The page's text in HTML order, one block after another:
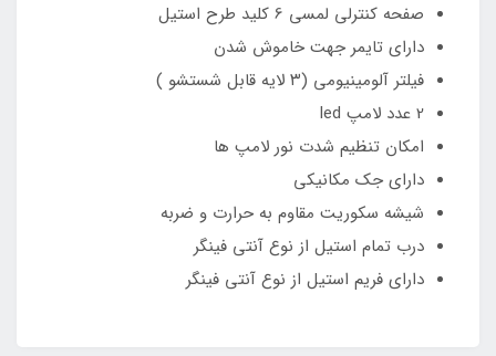
صفحه کنترلی لمسی 6 کلید طرح استیل
دارای تایمر جهت خاموش شدن
فیلتر آلومینیومی (۳ لایه قابل شستشو )
2 عدد لامپ led
امکان تنظیم شدت نور لامپ ها
دارای جک مکانیکی
شیشه سکوریت مقاوم به حرارت و ضربه
درب تمام استیل از نوع آنتی فینگر
دارای فریم استیل از نوع آنتی فینگر